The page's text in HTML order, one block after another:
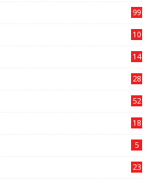
99
10
14
28
52
18
5
23